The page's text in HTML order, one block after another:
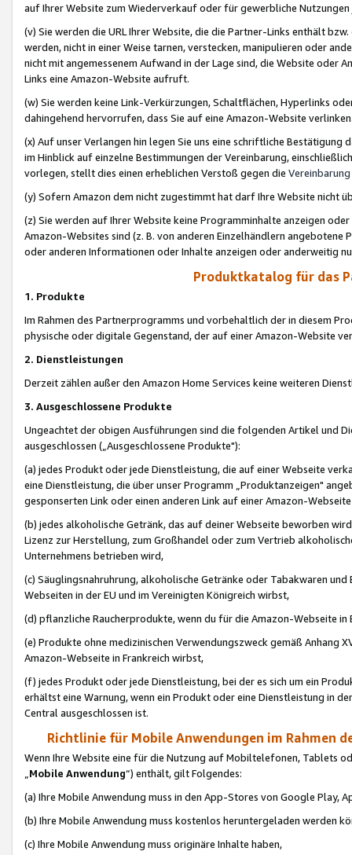
auf Ihrer Website zum Wiederverkauf oder für gewerbliche
(v) Sie werden die URL Ihrer Website, die die Partner-Links enthält
werden, nicht in einer Weise tarnen, verstecken, manipulieren oder
nicht mit angemessenem Aufwand in der Lage sind, die Website oder
Links eine Amazon-Website aufruft.
(w) Sie werden keine Link-Verkürzungen, Schaltflächen, Hyperlinks
dahingehend hervorrufen, dass Sie auf eine Amazon-Website
(x) Auf unser Verlangen hin legen Sie uns eine schriftliche
im Hinblick auf einzelne Bestimmungen der Vereinbarung,
vorlegen, stellt dies einen erheblichen Verstoß gegen die Vereinbarung
(y) Sofern Amazon dem nicht zugestimmt hat darf Ihre Website nicht
(z) Sie werden auf Ihrer Website keine Programminhalte anzeigen
Amazon-Websites sind (z. B. von anderen Einzelhändlern
oder anderen Informationen oder Inhalte anzeigen oder anderweitig
Produktkatalog für das
1. Produkte
Im Rahmen des Partnerprogramms und vorbehaltlich der in diesem
physische oder digitale Gegenstand, der auf einer Amazon-Website
2. Dienstleistungen
Derzeit zählen außer den Amazon Home Services keine weiteren
3. Ausgeschlossene Produkte
Ungeachtet der obigen Ausführungen sind die folgenden Artikel und
ausgeschlossen („Ausgeschlossene Produkte"):
(a) jedes Produkt oder jede Dienstleistung, die auf einer Webseite
eine Dienstleistung, die über unser Programm „Produktanzeigen"
gesponserten Link oder einen anderen Link auf einer Amazon-
(b) jedes alkoholische Getränk, das auf deiner Webseite beworben
Lizenz zur Herstellung, zum Großhandel oder zum Vertrieb
Unternehmens betrieben wird,
(c) Säuglingsnahruhrung, alkoholische Getränke oder Tabakwaren
Webseiten in der EU und im Vereinigten Königreich wirbst,
(d) pflanzliche Raucherprodukte, wenn du für die Amazon-Webseite in
(e) Produkte ohne medizinischen Verwendungszweck gemäß Anhang
Amazon-Webseite in Frankreich wirbst,
(f) jedes Produkt oder jede Dienstleistung, bei der es sich um ein
erhältst eine Warnung, wenn ein Produkt oder eine Dienstleistung in
Central ausgeschlossen ist.
Richtlinie für Mobile Anwendungen im Rahmen
Wenn Ihre Website eine für die Nutzung auf Mobiltelefonen, Tablets
„Mobile Anwendung“) enthält, gilt Folgendes:
(a) Ihre Mobile Anwendung muss in den App-Stores von Google Play,
(b) Ihre Mobile Anwendung muss kostenlos heruntergeladen werden
(c) Ihre Mobile Anwendung muss originäre Inhalte haben,